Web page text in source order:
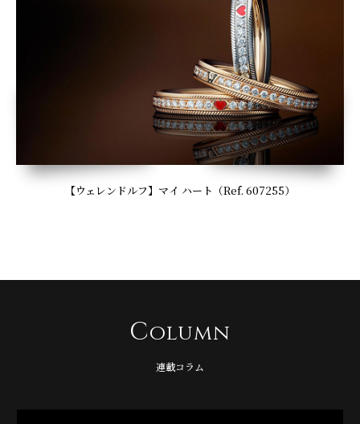
【ウェレンドルフ】マイ ハート（Ref. 607255）
Column
連載コラム